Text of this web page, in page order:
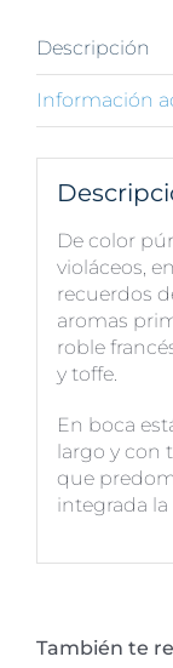
Descripción
Información
De color
violáceos,
recuerdos
aromas
roble
y toffe.
En boca
largo y con
que
integrada la
También te